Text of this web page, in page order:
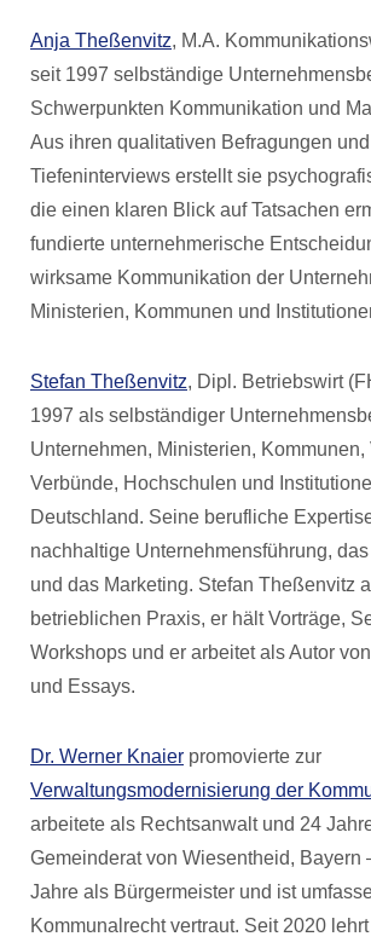
Anja Theßenvitz, M.A.
seit 1997 selbständige
Schwerpunkten Kommunikation und
Aus ihren qualitativen Befragungen und
Tiefeninterviews erstellt sie
die einen klaren Blick auf Tatsachen
fundierte unternehmerische
wirksame Kommunikation der
Ministerien, Kommunen und
Stefan Theßenvitz, Dipl. Betriebswirt
1997 als selbständiger
Unternehmen, Ministerien, Kommunen,
Verbünde, Hochschulen und
Deutschland. Seine berufliche
nachhaltige Unternehmensführung,
und das Marketing. Stefan Theßenvitz
betrieblichen Praxis, er hält Vorträge,
Workshops und er arbeitet als Autor
und Essays.
Dr. Werner Knaier promovierte zur
Verwaltungsmodernisierung der
arbeitete als Rechtsanwalt und 24
Gemeinderat von Wiesentheid, Bayern
Jahre als Bürgermeister und ist
Kommunalrecht vertraut. Seit 2020